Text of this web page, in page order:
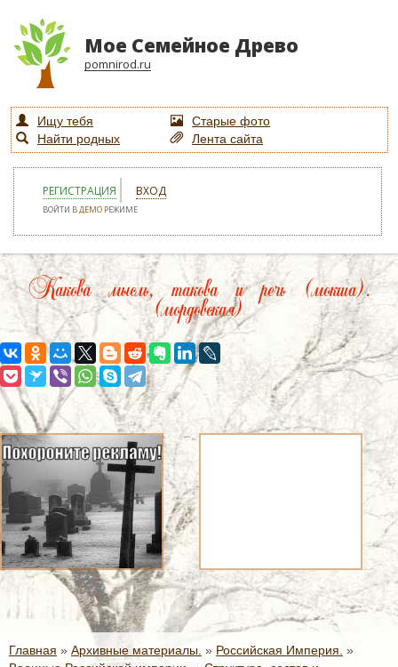
Мое Семейное Древо
pomnirod.ru
Ищу тебя
Старые фото
Найти родных
Лента сайта
РЕГИСТРАЦИЯ ВХОД
ВОЙТИ ВДЕМО РЕЖИМЕ
Какова мысль, такова и речь (мокша).
(мордовская)
Главная » Архивные материалы. » Российская Империя. »